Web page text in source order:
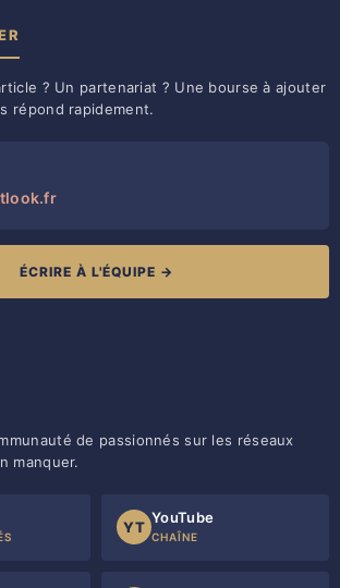
? Un partenariat ? Une bourse à ajouter
répond rapidement.
ÉCRIRE À L'ÉQUIPE →
de passionnés sur les réseaux
manquer.
YT
YouTube
CHAÎNE